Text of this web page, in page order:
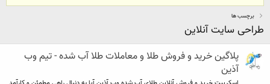
برچسب ها
طراحی سایت آنلاین
پلاگین خرید و فروش طلا و معاملات طلا آب شده - تیم وب
آذین